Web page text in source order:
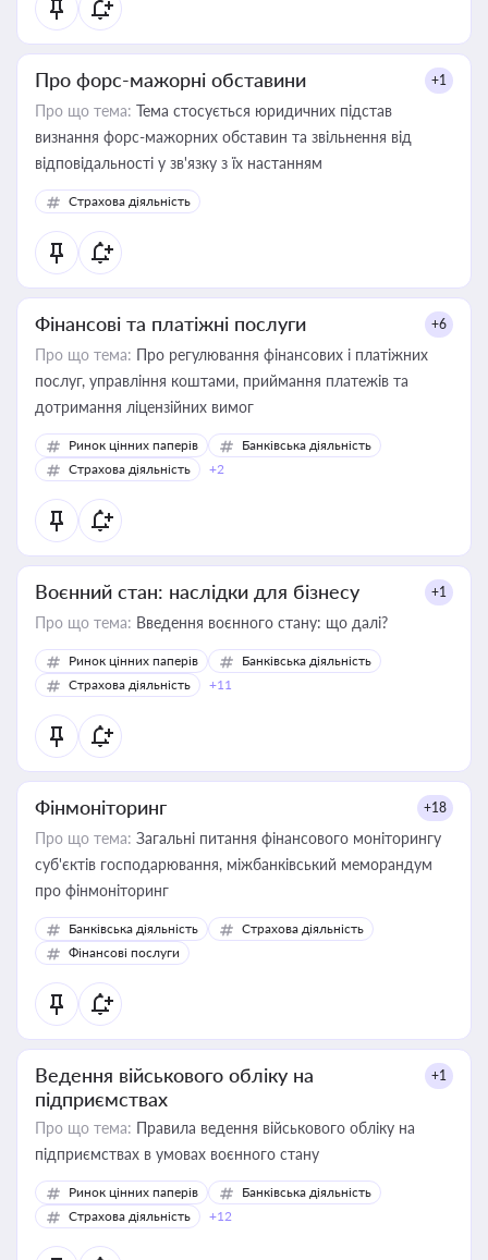
Про форс-мажорні обставини +1
Про що тема: Тема стосується юридичних підстав
визнання форс-мажорних обставин та звільнення від
відповідальності у зв'язку з їх настанням
Страхова діяльність
Фінансові та платіжні послуги +6
Про що тема: Про регулювання фінансових і платіжних
послуг, управління коштами, приймання платежів та
дотримання ліцензійних вимог
Ринок цінних паперів
Банківська діяльність
Страхова діяльність
+2
Воєнний стан: наслідки для бізнесу +1
Про що тема: Введення воєнного стану: що далі?
Ринок цінних паперів
Банківська діяльність
Страхова діяльність
+11
Фінмоніторинг +18
Про що тема: Загальні питання фінансового моніторингу
суб'єктів господарювання, міжбанківський меморандум
про фінмоніторинг
Банківська діяльність
Страхова діяльність
Фінансові послуги
Ведення військового обліку на
підприємствах
+1
Про що тема: Правила ведення військового обліку на
підприємствах в умовах воєнного стану
Ринок цінних паперів
Банківська діяльність
Страхова діяльність
+12